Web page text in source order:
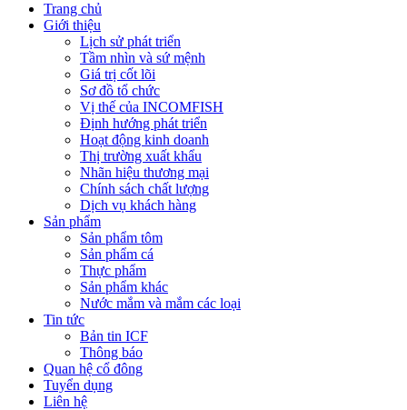
Trang chủ
Giới thiệu
Lịch sử phát triển
Tầm nhìn và sứ mệnh
Giá trị cốt lõi
Sơ đồ tổ chức
Vị thế của INCOMFISH
Định hướng phát triển
Hoạt động kinh doanh
Thị trường xuất khẩu
Nhãn hiệu thương mại
Chính sách chất lượng
Dịch vụ khách hàng
Sản phẩm
Sản phẩm tôm
Sản phẩm cá
Thực phẩm
Sản phẩm khác
Nước mắm và mắm các loại
Tin tức
Bản tin ICF
Thông báo
Quan hệ cổ đông
Tuyển dụng
Liên hệ